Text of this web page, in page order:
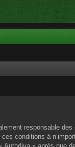
responsable
conditions à